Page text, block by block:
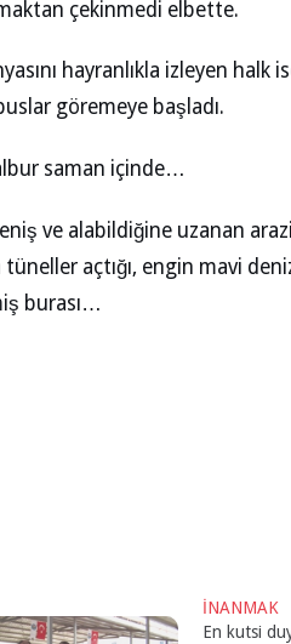
çekinmedi elbette.
hayranlıkla izleyen halk
göremeye başladı.
saman içinde…
ve alabildiğine uzanan
açtığı, engin mavi
burası…
İNANMAK
En kutsi